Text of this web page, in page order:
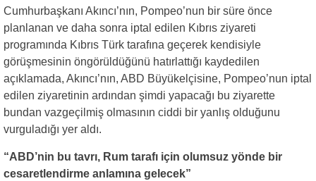
Cumhurbaşkanı Akıncı’nın, Pompeo’nun bir süre önce
planlanan ve daha sonra iptal edilen Kıbrıs ziyareti
programında Kıbrıs Türk tarafına geçerek kendisiyle
görüşmesinin öngörüldüğünü hatırlattığı kaydedilen
açıklamada, Akıncı’nın, ABD Büyükelçisine, Pompeo’nun iptal
edilen ziyaretinin ardından şimdi yapacağı bu ziyarette
bundan vazgeçilmiş olmasının ciddi bir yanlış olduğunu
vurguladığı yer aldı.
“ABD’nin bu tavrı, Rum tarafı için olumsuz yönde bir
cesaretlendirme anlamına gelecek”